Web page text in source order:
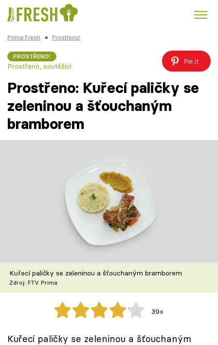
Česká kuchyně
Témata
TV Program
Speciál: Cuketa
Těhotnej kuchař
Prima Fresh ■ Prostřeno!
PROSTŘENO!
Prostřeno, soutěžící
Pin it
Prostřeno: Kuřecí paličky se
zeleninou a šťouchaným
bramborem
Kuřecí paličky se zeleninou a šťouchaným bramborem
Zdroj: FTV Prima
39x
Kuřecí paličky se zeleninou a šťouchaným